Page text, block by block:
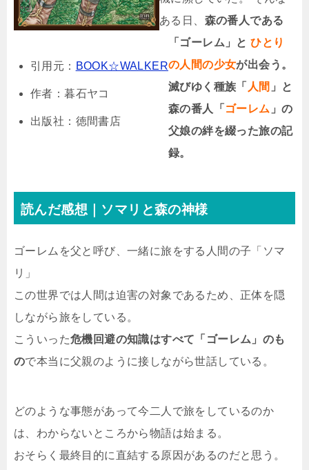
引用元： BOOK☆WALKER
作者：暮石ヤコ
出版社：徳間書店
ある日、 森の番人である
「ゴーレム」とひとり
の人間の少女が出会う。
滅びゆく種族「 人間 」と
森の番人「 ゴーレム 」の
父娘の絆を綴った旅の記
録。
読んだ感想｜ソマリと森の神様
ゴーレムを父と呼び、一緒に旅をする人間の子「ソマ
リ」
この世界では人間は迫害の対象であるため、正体を隠
しながら旅をしている。
こういった危機回避の知識はすべて「ゴーレム」のも
ので本当に父親のように接しながら世話している。
どのような事態があって今二人で旅をしているのか
は、わからないところから物語は始まる。
おそらく最終目的に直結する原因があるのだと思う。